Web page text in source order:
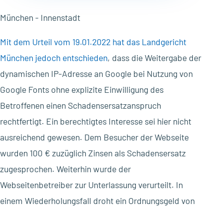
München - Innenstadt
Mit dem Urteil vom 19.01.2022 hat das Landgericht
München jedoch entschieden, dass die Weitergabe der
dynamischen IP-Adresse an Google bei Nutzung von
Google Fonts ohne explizite Einwilligung des
Betroffenen einen Schadensersatzanspruch
rechtfertigt. Ein berechtigtes Interesse sei hier nicht
ausreichend gewesen. Dem Besucher der Webseite
wurden 100 € zuzüglich Zinsen als Schadensersatz
zugesprochen. Weiterhin wurde der
Webseitenbetreiber zur Unterlassung verurteilt. In
einem Wiederholungsfall droht ein Ordnungsgeld von